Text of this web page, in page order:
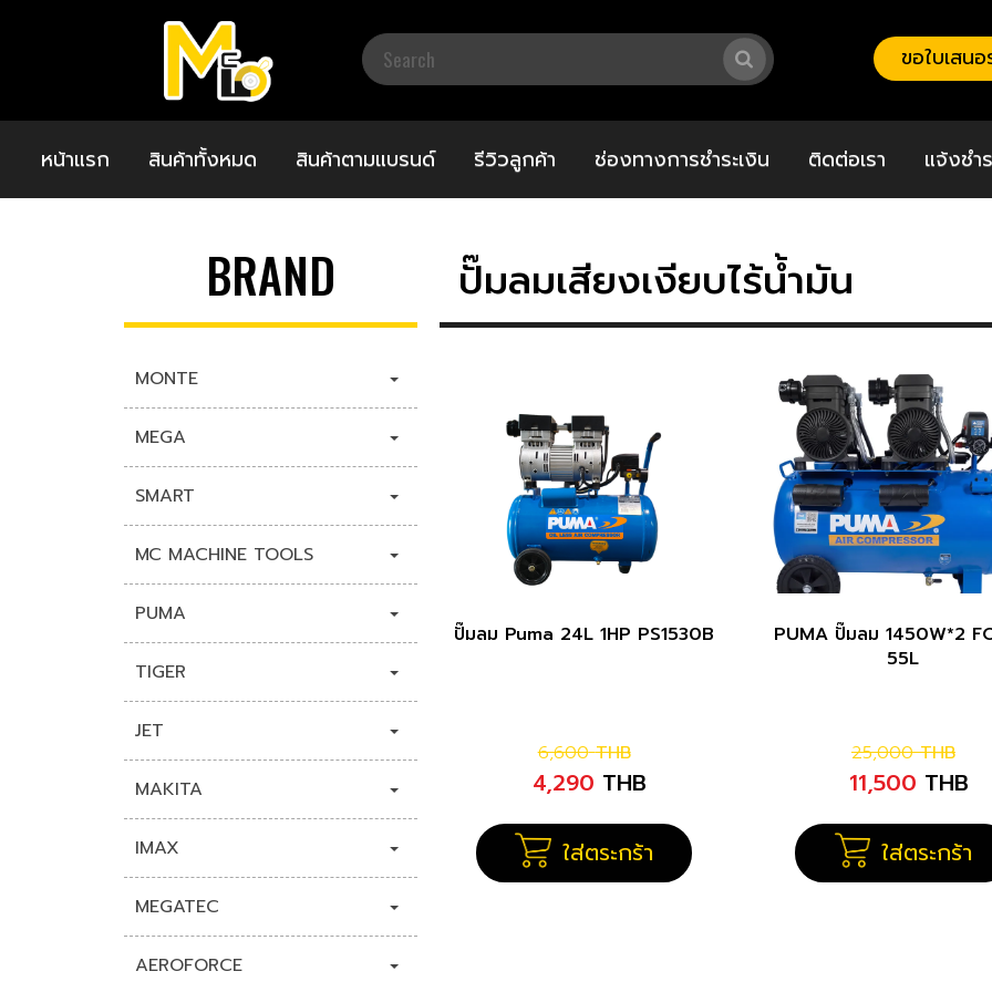
หน้าแรก สินค้าทั้งหมด สินค้าตามแบรนด์ รีวิวลูกค้า ช่องทางการชำระเงิน ติดต่อเรา แจ้งชำ
ขอใบเสนอ
BRAND
MONTE
MEGA
SMART
MC MACHINE TOOLS
PUMA
TIGER
JET
MAKITA
IMAX
MEGATEC
AEROFORCE
ปั๊มลมเสียงเงียบไร้น้ำมัน
ปั๊มลม Puma 24L 1HP PS1530B
6,600 THB
4,290 THB
ใส่ตระกร้า
PUMA ปั๊มลม 1450W*2
55L
25,000 THB
11,500 THB
ใส่ตระกร้า